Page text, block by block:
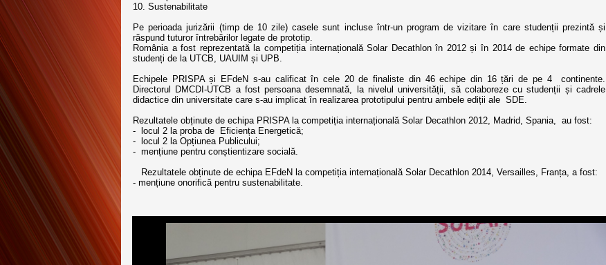
10. Sustenabilitate
Pe perioada jurizării (timp de 10 zile) casele sunt incluse într-un program de vizitare în care studenții prezintă și
răspund tuturor întrebărilor legate de prototip.
România a fost reprezentată la competiția internațională Solar Decathlon în 2012 și în 2014 de echipe formate din
studenți de la UTCB, UAUIM și UPB.
Echipele PRISPA și EFdeN s-au calificat în cele 20 de finaliste din 46 echipe din 16 țări de pe 4 continente.
Directorul DMCDI-UTCB a fost persoana desemnată, la nivelul universității, să colaboreze cu studenții și cadrele
didactice din universitate care s-au implicat în realizarea prototipului pentru ambele ediții ale SDE.
Rezultatele obținute de echipa PRISPA la competiția internațională Solar Decathlon 2012, Madrid, Spania, au fost:
- locul 2 la proba de Eficiența Energetică;
- locul 2 la Opțiunea Publicului;
- mențiune pentru conștientizare socială.
Rezultatele obținute de echipa EFdeN la competiția internațională Solar Decathlon 2014, Versailles, Franța, a fost:
- mențiune onorifică pentru sustenabilitate.